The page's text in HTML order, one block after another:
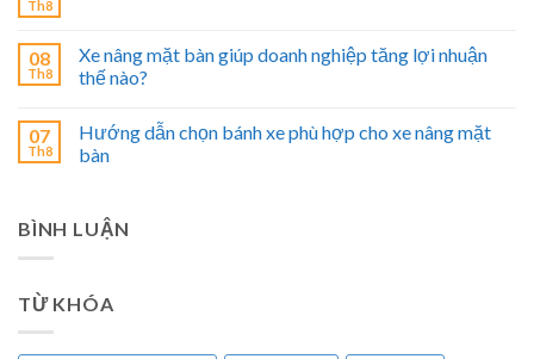
Th8
08
Th8
Xe nâng mặt bàn giúp doanh nghiệp tăng lợi nhuận
thế nào?
07
Th8
Hướng dẫn chọn bánh xe phù hợp cho xe nâng mặt
bàn
BÌNH LUẬN
TỪ KHÓA